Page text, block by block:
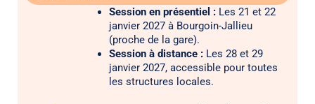
Session en présentiel : Les 21 et 22
janvier 2027 à Bourgoin-Jallieu
(proche de la gare).
Session à distance : Les 28 et 29
janvier 2027, accessible pour toutes
les structures locales.